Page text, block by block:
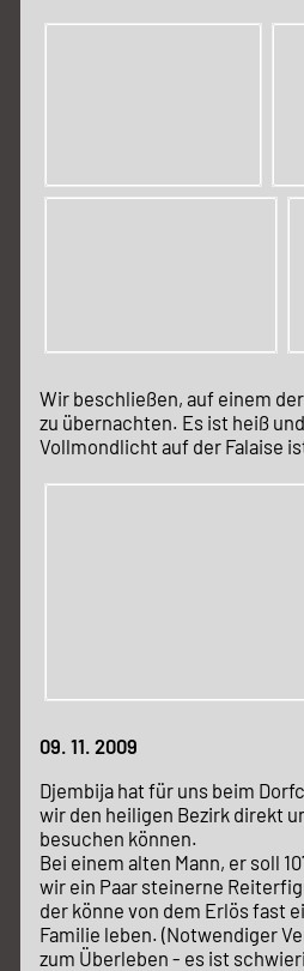
Wir beschließen, auf einem der
zu übernachten. Es ist heiß
Vollmondlicht auf der Falaise
09. 11. 2009
Djembija hat für uns beim
wir den heiligen Bezirk direkt
besuchen können.
Bei einem alten Mann, er soll
wir ein Paar steinerne
der könne von dem Erlös fast
Familie leben. (Notwendiger
zum Überleben - es ist